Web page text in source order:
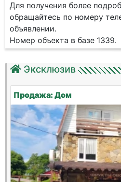
Для получения более
обращайтесь по номеру
объявлении.
Номер объекта в базе 1339.
Эксклюзив
Продажа: Дом